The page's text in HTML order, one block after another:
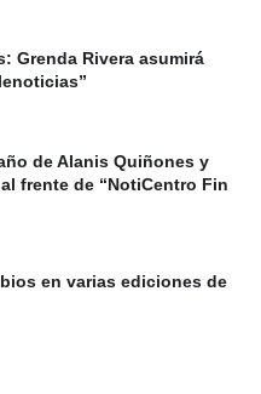
Grenda Rivera asumirá
de Alanis Quiñones y
frente de “NotiCentro Fin
en varias ediciones de